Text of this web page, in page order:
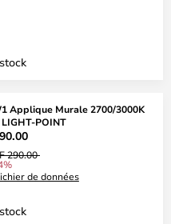
Applique Murale 2700/3000K
POINT
290.00
de données